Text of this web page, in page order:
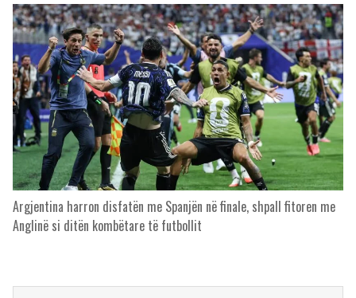
Argjentina harron disfatën me Spanjën në finale, shpall fitoren me
Anglinë si ditën kombëtare të futbollit